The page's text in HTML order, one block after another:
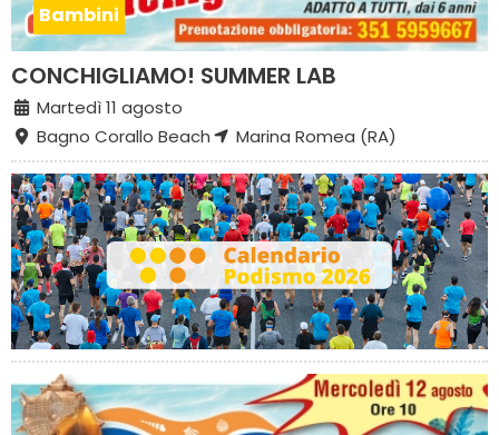
Bambini
CONCHIGLIAMO! SUMMER LAB
Martedì 11 agosto
Bagno Corallo Beach
Marina Romea (RA)